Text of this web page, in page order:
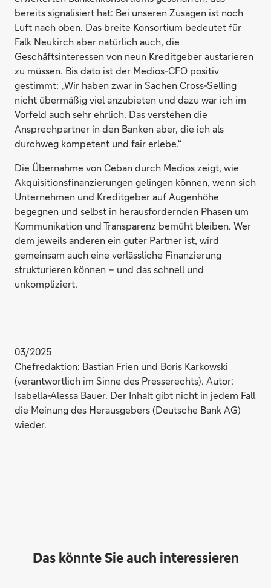
bereits signalisiert hat: Bei unseren Zusagen ist noch
Luft nach oben. Das breite Konsortium bedeutet für
Falk Neukirch aber natürlich auch, die
Geschäftsinteressen von neun Kreditgeber austarieren
zu müssen. Bis dato ist der Medios-CFO positiv
gestimmt: „Wir haben zwar in Sachen Cross-Selling
nicht übermäßig viel anzubieten und dazu war ich im
Vorfeld auch sehr ehrlich. Das verstehen die
Ansprechpartner in den Banken aber, die ich als
durchweg kompetent und fair erlebe.“
Die Übernahme von Ceban durch Medios zeigt, wie
Akquisitionsfinanzierungen gelingen können, wenn sich
Unternehmen und Kreditgeber auf Augenhöhe
begegnen und selbst in herausfordernden Phasen um
Kommunikation und Transparenz bemüht bleiben. Wer
dem jeweils anderen ein guter Partner ist, wird
gemeinsam auch eine verlässliche Finanzierung
strukturieren können – und das schnell und
unkompliziert.
03/2025
Chefredaktion: Bastian Frien und Boris Karkowski
(verantwortlich im Sinne des Presserechts). Autor:
Isabella-Alessa Bauer. Der Inhalt gibt nicht in jedem Fall
die Meinung des Herausgebers (Deutsche Bank AG)
wieder.
Das könnte Sie auch interessieren